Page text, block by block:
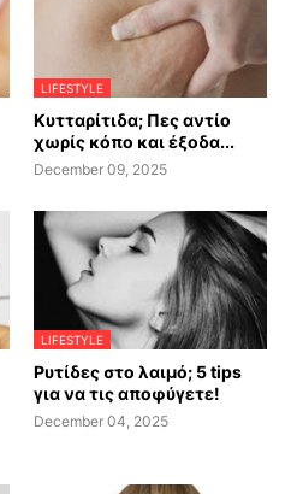
LIFESTYLE
Κυτταρίτιδα; Πες αντίο
χωρίς κόπο και έξοδα...
December 09, 2025
LIFESTYLE
Ρυτίδες στο λαιμό; 5 tips
για να τις αποφύγετε!
December 04, 2025